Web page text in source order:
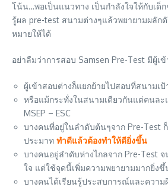
โน้น…พอเป็นแนวทาง เป็นกำลังใจให้กับเด็
รู้ผล pre-test สนามต่างๆแล้วพยายามผลักดั
หมายให้ได้
อย่าลืมว่าการสอบ Samsen Pre-Test มีผู้
ผู้เข้าสอบต่างก็แยกย้ายไปสอบที่สนามเป้
หรือแม้กระทั่งในสนามเดียวกันแต่คนละ
MSEP – ESC
บางคนที่อยู่ในลำดับต้นๆจาก Pre-Test
ประมาท ทำดีแล้วต้องทำให้ดียิ่งขึ้น
บางคนอยู่ลำดับห่างไกลจาก Pre-Test
ใจ แต่ใช้จุดนี้เพิ่มความพยายามมากยิ่ง
บางคนได้เรียนรู้ประสบการณ์และควา